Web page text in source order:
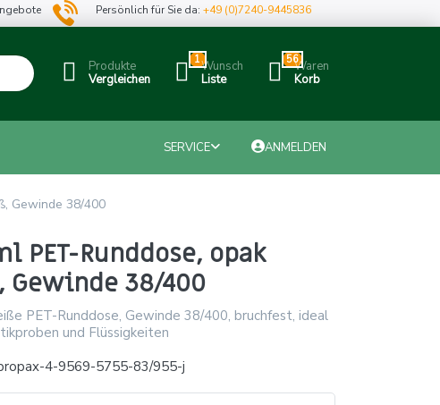
Persönlich für Sie da:+49 (0)7240-9445836
Produkte
Vergleichen
1Wunsch
Liste
56Waren
Korb
SERVICE ANMELDEN
Gewinde 38/400
PET-Runddose, opak
Gewinde 38/400
PET-Runddose, Gewinde 38/400, bruchfest, ideal
und Flüssigkeiten
4-9569-5755-83/955-j